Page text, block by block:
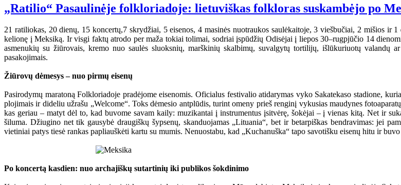
„Ratilio“ Pasaulinėje folkloriadoje: lietuviškas folkloras suskambėjo po
21 ratiliokas, 20 dienų, 15 koncertų,7 skrydžiai, 5 eisenos, 4 masinės nuotraukos saulėkaitoje, 3 viešbučiai, 2 mišios ir
kelionę į Meksiką. Ir visgi faktų atrodo per maža tokiai tolimai, sodriai įspūdžių Odisėjai į liepos 30–rugpjūčio 14
asmenukių su žiūrovais, kremo nuo saulės sluoksnių, marškinių skalbimų, suvalgytų tortilijų, išlūkuriuotų valandų
pasakojimais.
Žiūrovų dėmesys – nuo pirmų eisenų
Pasirodymų maratoną Folkloriadoje pradėjome eisenomis. Oficialus festivalio atidarymas vyko Sakatekaso stadione,
plojimais ir dideliu užrašu „Welcome“. Toks dėmesio antplūdis, turint omeny prieš renginį vykusias maudynes
kas geriau – matyt dėl to, kad buvome savam kaily: muzikantai į instrumentus įsitvėrę, šokėjai – į vienas kitą. Net ir
šiluma. Džiugino net tik gausybė draugiškų šypsenų, skanduojamas „Lituania“, bet ir betarpiškas bendravimas: jei
vietiniai patys tiesė rankas papliauškėti kartu su mumis. Nenuostabu, kad „Kuchanuška“ tapo savotišku eisenų hitu ir
Po koncertą kasdien: nuo archajiškų sutartinių iki publikos šokdinimo